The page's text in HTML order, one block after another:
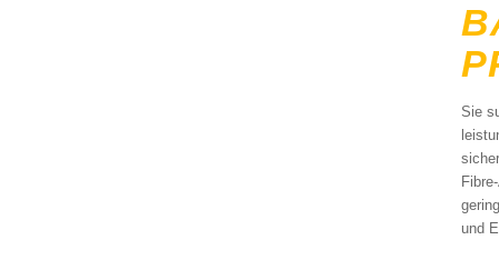
Sie
und